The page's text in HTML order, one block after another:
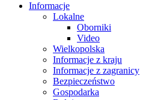
Informacje
Lokalne
Oborniki
Video
Wielkopolska
Informacje z kraju
Informacje z zagranicy
Bezpieczeństwo
Gospodarka